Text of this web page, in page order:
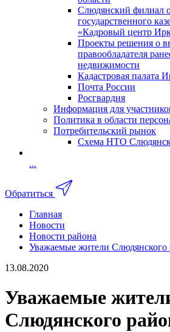
Слюдянский филиал
государственного
«Кадровый центр
Проекты решения о
правообладателя
недвижимости
Кадастровая палата
Почта России
Росгвардия
Информация для
Политика в области
Потребительский рынок
Схема НТО
...
Обратиться
Главная
Новости
Новости района
Уважаемые жители Слюдянского
13.08.2020
Уважаемые
Слюдянского